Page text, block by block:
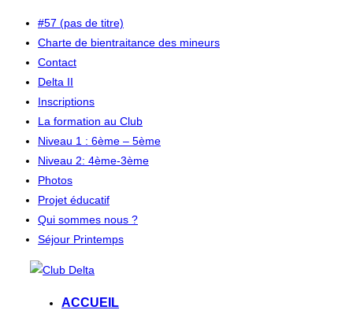
#57 (pas de titre)
Charte de bientraitance des mineurs
Contact
Delta II
Inscriptions
La formation au Club
Niveau 1 : 6ème – 5ème
Niveau 2: 4ème-3ème
Photos
Projet éducatif
Qui sommes nous ?
Séjour Printemps
ACCUEIL